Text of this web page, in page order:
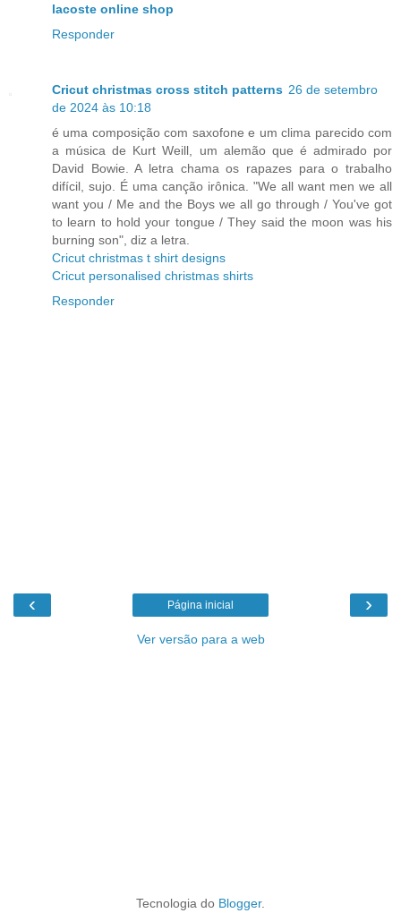
lacoste online shop
Responder
Cricut christmas cross stitch patterns 26 de setembro
de 2024 às 10:18
é uma composição com saxofone e um clima parecido com
a música de Kurt Weill, um alemão que é admirado por
David Bowie. A letra chama os rapazes para o trabalho
difícil, sujo. É uma canção irônica. "We all want men we all
want you / Me and the Boys we all go through / You've got
to learn to hold your tongue / They said the moon was his
burning son", diz a letra.
Cricut christmas t shirt designs
Cricut personalised christmas shirts
Responder
‹ ›
Página inicial
Ver versão para a web
Tecnologia do Blogger.